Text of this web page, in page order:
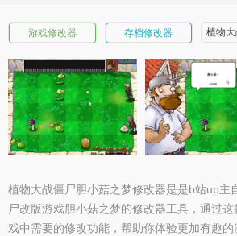
游戏修改器 存档修改器
植物
植物大战僵尸胆小菇之梦修改器是是b站up主
尸改版游戏胆小菇之梦的修改器工具，通过
戏中需要的修改功能，帮助你体验更加有趣